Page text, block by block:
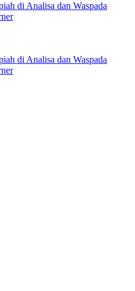
di Analisa dan Waspada
di Analisa dan Waspada